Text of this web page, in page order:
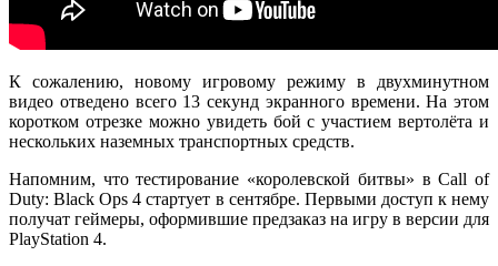
К сожалению, новому игровому режиму в двухминутном
видео отведено всего 13 секунд экранного времени. На этом
коротком отрезке можно увидеть бой с участием вертолёта и
нескольких наземных транспортных средств.
Напомним, что тестирование «королевской битвы» в Call of
Duty: Black Ops 4 стартует в сентябре. Первыми доступ к нему
получат геймеры, оформившие предзаказ на игру в версии для
PlayStation 4.